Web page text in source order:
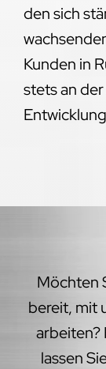
den sich
Kunden in
stets an
Möchten
bereit, mit
arbeiten?
lassen